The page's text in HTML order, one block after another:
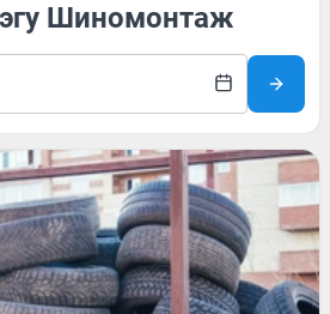
Шиномонтаж